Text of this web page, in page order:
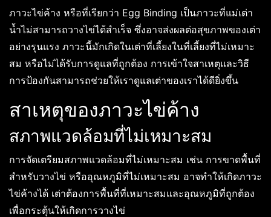
ภาวะไข่ค้าง หรือที่เรียกว่า Egg Binding เป็นภาวะที่แม่เต่า
น้ำไม่สามารถวางไข่ได้สำเร็จ ซึ่งอาจส่งผลต่อสุขภาพของเต่า
อย่างรุนแรง ภาวะนี้มักเกิดในเต่าที่เลี้ยงในที่เลี้ยงที่ไม่เหมาะ
สม หรือไม่ได้รับการดูแลที่ถูกต้อง การเข้าใจสาเหตุและวิธี
การป้องกันสามารถช่วยให้เราดูแลเต่าของเราได้ดียิ่งขึ้น
สาเหตุของภาวะไข่ค้าง
สภาพแวดล้อมที่ไม่เหมาะสม
การจัดเตรียมสภาพแวดล้อมที่ไม่เหมาะสม เช่น การขาดพื้นที่
สำหรับวางไข่ หรืออุณหภูมิที่ไม่เหมาะสม อาจทำให้เกิดภาวะ
ไข่ค้างได้ เต่าต้องการพื้นที่ที่เหมาะสมและอุณหภูมิที่ถูกต้อง
เพื่อกระตุ้นให้เกิดการวางไข่